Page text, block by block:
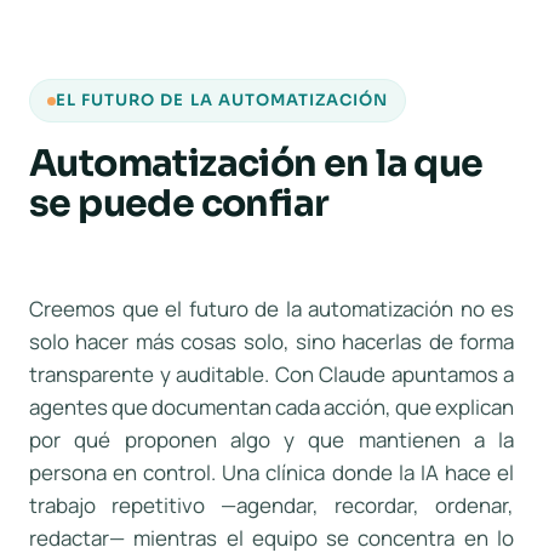
EL FUTURO DE LA AUTOMATIZACIÓN
Automatización en la que
se puede confiar
Creemos que el futuro de la automatización no es
solo hacer más cosas solo, sino hacerlas de forma
transparente y auditable. Con Claude apuntamos a
agentes que documentan cada acción, que explican
por qué proponen algo y que mantienen a la
persona en control. Una clínica donde la IA hace el
trabajo repetitivo —agendar, recordar, ordenar,
redactar— mientras el equipo se concentra en lo